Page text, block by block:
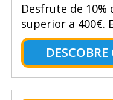
Desfrute de 10%
superior a 400€.